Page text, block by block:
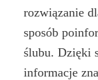
rozwiązanie
sposób
ślubu. Dzięki
informacje